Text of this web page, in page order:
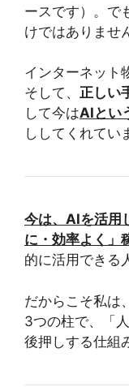
ースです）。で
けではありませ
インターネット
そして、 正しい
して今はAIとい
ししてくれてい
今は、AIを活用
に・効率よく」
的に活用できる
だからこそ私は、
3つの柱で、「
後押しする仕組